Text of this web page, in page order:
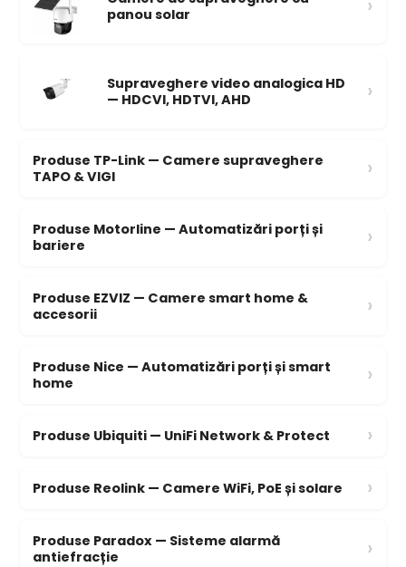
panou solar
›
Supraveghere video analogica HD
— HDCVI, HDTVI, AHD
›
Produse TP-Link — Camere supraveghere
TAPO & VIGI
›
Produse Motorline — Automatizări porți și
bariere
›
Produse EZVIZ — Camere smart home &
accesorii
›
Produse Nice — Automatizări porți și smart
home
›
Produse Ubiquiti — UniFi Network & Protect ›
Produse Reolink — Camere WiFi, PoE și solare ›
Produse Paradox — Sisteme alarmă
antiefracție
›